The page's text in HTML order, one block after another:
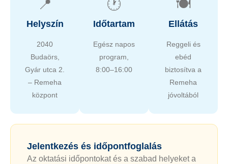
📍
Helyszín
2040
Budaörs,
Gyár utca 2.
– Remeha
központ
🕐
Időtartam
Egész napos
program,
8:00–16:00
🍽
Ellátás
Reggeli és
ebéd
biztosítva a
Remeha
jóvoltából
Jelentkezés és időpontfoglalás
Az oktatási időpontokat és a szabad helyeket a